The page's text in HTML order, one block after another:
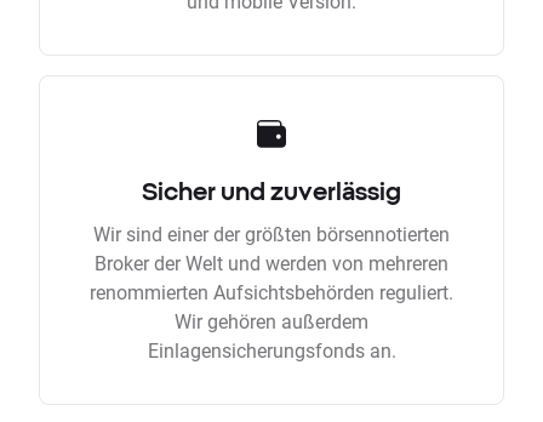
Sicher und zuverlässig
Wir sind einer der größten börsennotierten
Broker der Welt und werden von mehreren
renommierten Aufsichtsbehörden reguliert.
Wir gehören außerdem
Einlagensicherungsfonds an.